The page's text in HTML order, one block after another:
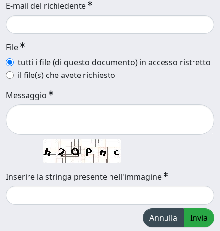
E-mail del richiedente
File
tutti i file (di questo documento) in accesso ristretto
il file(s) che avete richiesto
Messaggio
Inserire la stringa presente nell'immagine
Annulla Invia